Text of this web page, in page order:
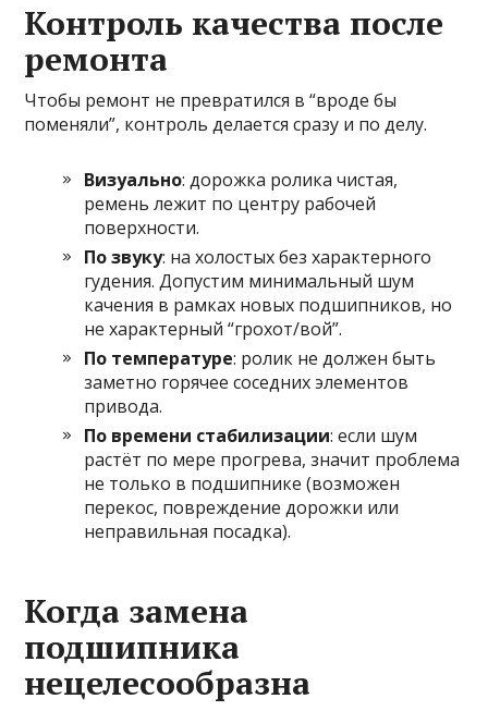
Контроль качества после
ремонта
Чтобы ремонт не превратился в “вроде бы
поменяли”, контроль делается сразу и по делу.
Визуально: дорожка ролика чистая,
ремень лежит по центру рабочей
поверхности.
По звуку: на холостых без характерного
гудения. Допустим минимальный шум
качения в рамках новых подшипников, но
не характерный “грохот/вой”.
По температуре: ролик не должен быть
заметно горячее соседних элементов
привода.
По времени стабилизации: если шум
растёт по мере прогрева, значит проблема
не только в подшипнике (возможен
перекос, повреждение дорожки или
неправильная посадка).
Когда замена
подшипника
нецелесообразна